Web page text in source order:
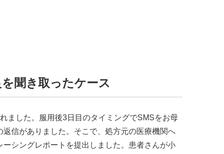
聞き取ったケース
ました。服用後3日目のタイミングでSMSをお母
信がありました。そこで、処方元の医療機関へ
シングレポートを提出しました。患者さんが小